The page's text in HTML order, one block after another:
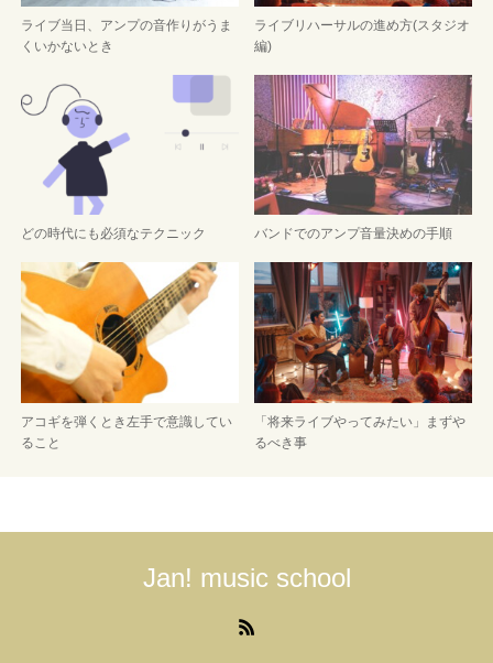
ライブ当日、アンプの音作りがうま
くいかないとき
ライブリハーサルの進め方(スタジオ
編)
どの時代にも必須なテクニック バンドでのアンプ音量決めの手順
アコギを弾くとき左手で意識してい
ること
「将来ライブやってみたい」まずや
るべき事
Jan! music school